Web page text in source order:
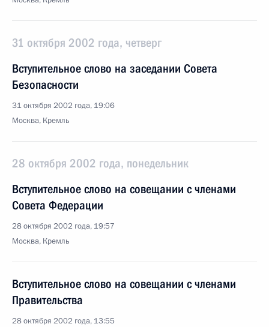
31 октября 2002 года, четверг
Вступительное слово на заседании Совета
Безопасности
31 октября 2002 года, 19:06
Москва, Кремль
28 октября 2002 года, понедельник
Вступительное слово на совещании с членами
Совета Федерации
28 октября 2002 года, 19:57
Москва, Кремль
Вступительное слово на совещании с членами
Правительства
28 октября 2002 года, 13:55